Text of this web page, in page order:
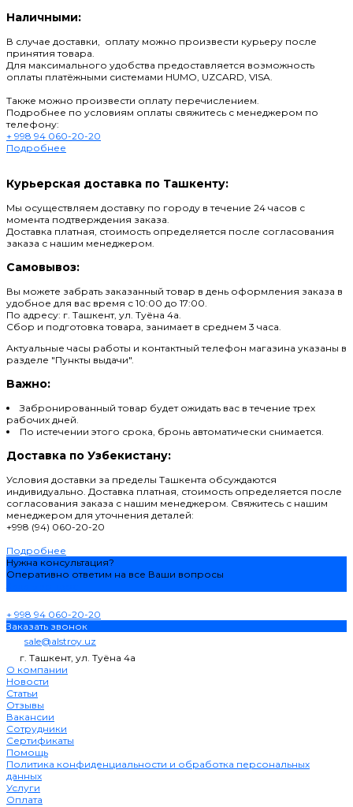
Наличными:
В случае доставки, оплату можно произвести курьеру после
принятия товара.
Для максимального удобства предоставляется возможность
оплаты платёжными системами HUMO, UZCARD, VISA.
Также можно произвести оплату перечислением.
Подробнее по условиям оплаты свяжитесь с менеджером по
телефону:
+ 998 94 060-20-20
Подробнее
Курьерская доставка по Ташкенту:
Мы осуществляем доставку по городу в течение 24 часов с
момента подтверждения заказа.
Доставка платная, стоимость определяется после согласования
заказа с нашим менеджером.
Самовывоз:
Вы можете забрать заказанный товар в день оформления заказа в
удобное для вас время с 10:00 до 17:00.
По адресу: г. Ташкент, ул. Туёна 4а.
Сбор и подготовка товара, занимает в среднем 3 часа.
Актуальные часы работы и контактный телефон магазина указаны в
разделе "Пункты выдачи".
Важно:
Забронированный товар будет ожидать вас в течение трех
рабочих дней.
По истечении этого срока, бронь автоматически снимается.
Доставка по Узбекистану:
Условия доставки за пределы Ташкента обсуждаются
индивидуально. Доставка платная, стоимость определяется после
согласования заказа с нашим менеджером. Свяжитесь с нашим
менеджером для уточнения деталей:
+998 (94) 060-20-20
Подробнее
Нужна консультация?
Оперативно ответим на все Ваши вопросы
+ 998 94 060-20-20
Заказать звонок
sale@alstroy.uz
г. Ташкент, ул. Туёна 4а
О компании
Новости
Статьи
Отзывы
Вакансии
Сотрудники
Сертификаты
Помощь
Политика конфиденциальности и обработка персональных
данных
Услуги
Оплата